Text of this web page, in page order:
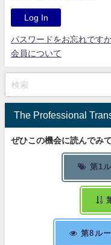
パスワードをお忘れです
会員について
The Professional
ぜひこの機会に読んでみ
第1
第8ル